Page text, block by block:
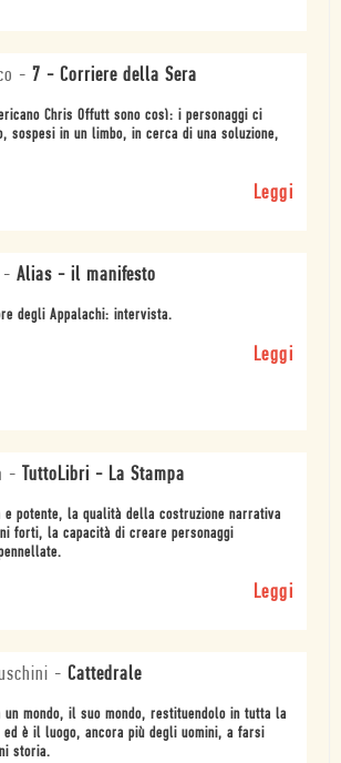
- 7 - Corriere della Sera
Chris Offutt sono così: i personaggi ci
sospesi in un limbo, in cerca di una soluzione,
Leggi
- Alias - il manifesto
degli Appalachi: intervista.
Leggi
- TuttoLibri - La Stampa
potente, la qualità della costruzione narrativa
forti, la capacità di creare personaggi
Leggi
- Cattedrale
un mondo, il suo mondo, restituendolo in tutta la
è il luogo, ancora più degli uomini, a farsi
storia.